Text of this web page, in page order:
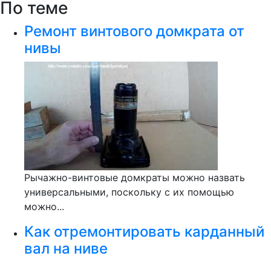
По теме
Ремонт винтового домкрата от
нивы
Рычажно-винтовые домкраты можно назвать
универсальными, поскольку с их помощью
можно...
Как отремонтировать карданный
вал на ниве